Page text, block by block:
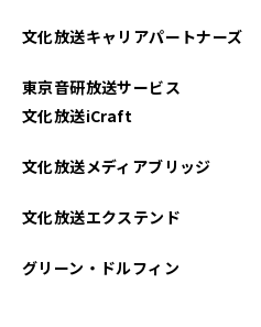
文化放送キャリアパートナーズ
東京音研放送サービス
文化放送iCraft
文化放送メディアブリッジ
文化放送エクステンド
グリーン・ドルフィン